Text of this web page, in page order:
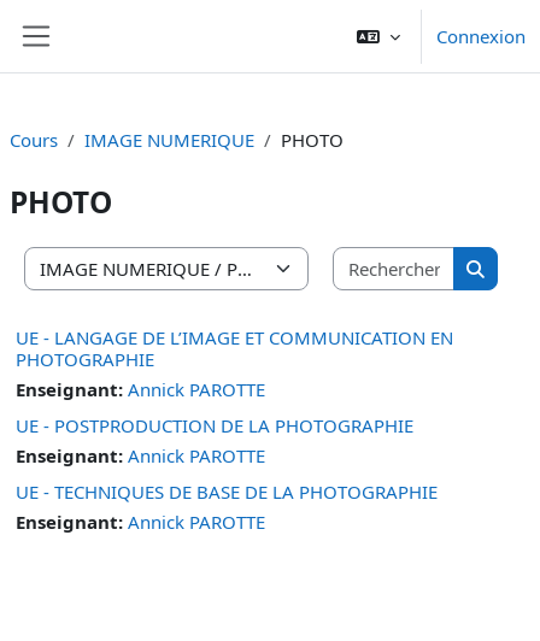
Connexion
Cours IMAGE NUMERIQUE PHOTO
PHOTO
Catégories de cours
UE - LANGAGE DE L’IMAGE ET COMMUNICATION EN
PHOTOGRAPHIE
Enseignant: Annick PAROTTE
UE - POSTPRODUCTION DE LA PHOTOGRAPHIE
Enseignant: Annick PAROTTE
UE - TECHNIQUES DE BASE DE LA PHOTOGRAPHIE
Enseignant: Annick PAROTTE